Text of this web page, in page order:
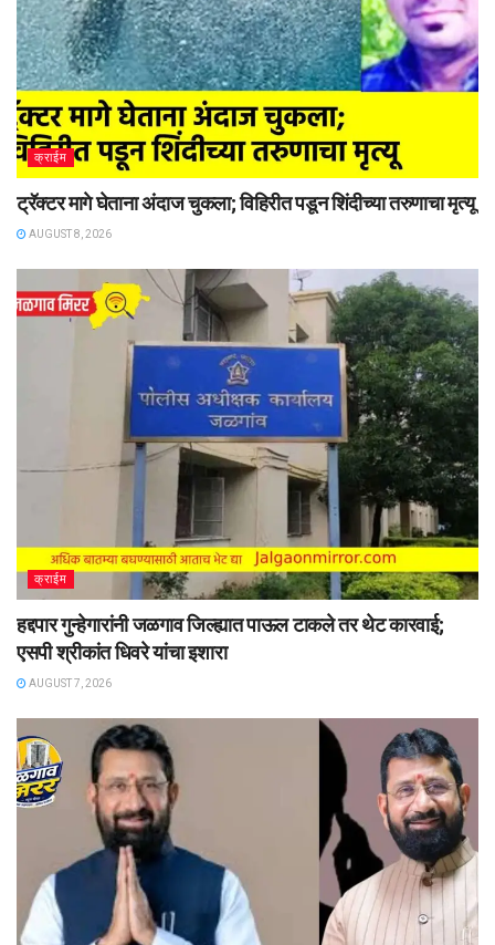
क्राईम
ट्रॅक्टर मागे घेताना अंदाज चुकला; विहिरीत पडून शिंदीच्या तरुणाचा मृत्यू
AUGUST 8, 2026
क्राईम
हद्दपार गुन्हेगारांनी जळगाव जिल्ह्यात पाऊल टाकले तर थेट कारवाई;
एसपी श्रीकांत धिवरे यांचा इशारा
AUGUST 7, 2026